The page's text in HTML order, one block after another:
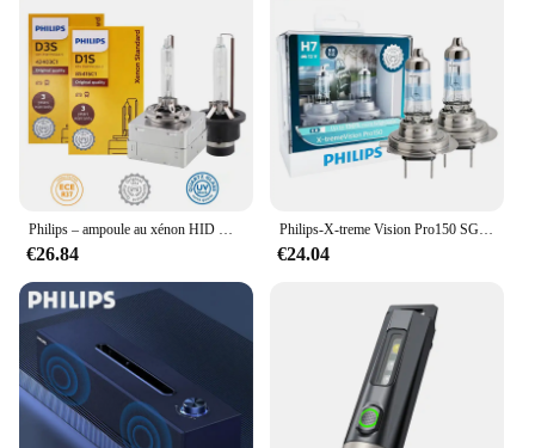
€26.84
Philips-X-treme Vision Pro150 SG, Lumière Blanche Halogène, Lumière de Sauna, 150% Plus Lumineuse, Ampoules Originales d'Origine de Voiture, 2X, H7, 12V, 55W
€24.04